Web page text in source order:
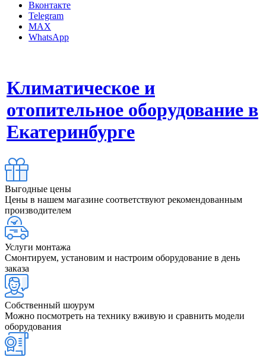
Вконтакте
Telegram
MAX
WhatsApp
Климатическое и
отопительное оборудование в
Екатеринбурге
Выгодные цены
Цены в нашем магазине соответствуют рекомендованным
производителем
Услуги монтажа
Смонтируем, установим и настроим оборудование в день
заказа
Собственный шоурум
Можно посмотреть на технику вживую и сравнить модели
оборудования